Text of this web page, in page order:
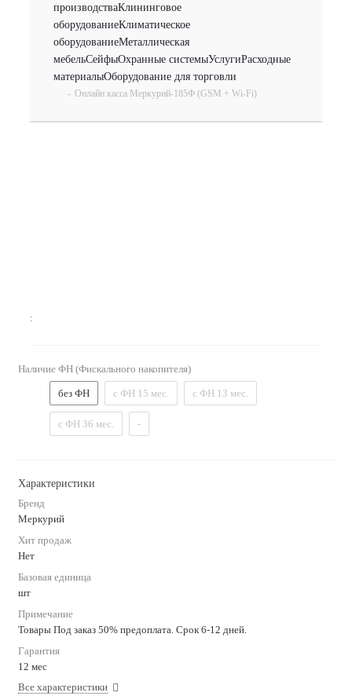
производстваКлининговое
оборудованиеКлиматическое
оборудованиеМеталлическая
мебельСейфыОхранные системыУслугиРасходные
материалыОборудование для торговли
- Онлайн касса Меркурий-185Ф (GSM + Wi-Fi)
:
Наличие ФН (Фискального накопителя)
без ФН с ФН 15 мес. с ФН 13 мес.
с ФН 36 мес. -
Характеристики
Бренд
Меркурий
Хит продаж
Нет
Базовая единица
шт
Примечание
Товары Под заказ 50% предоплата. Срок 6-12 дней.
Гарантия
12 мес
Все характеристики